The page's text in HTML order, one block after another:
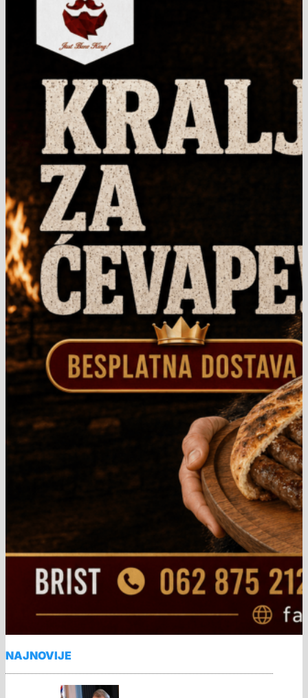
NAJNOVIJE